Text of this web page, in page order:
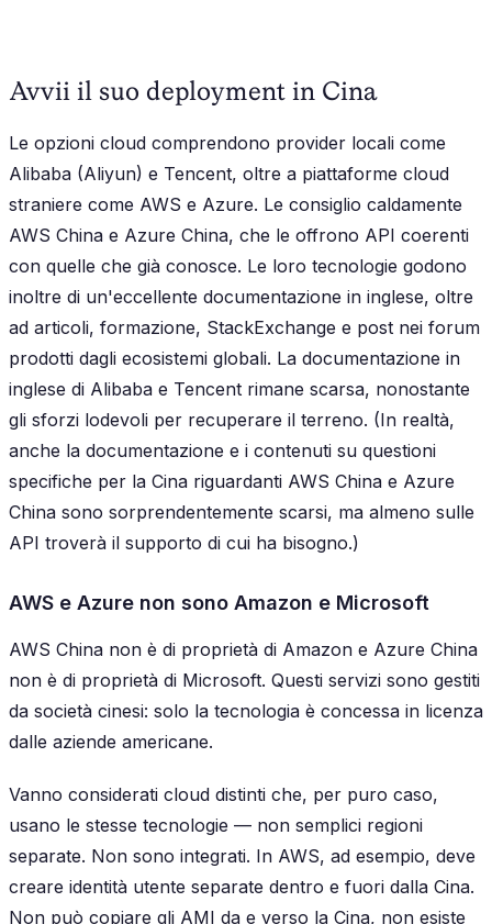
Avvii il suo deployment in Cina
Le opzioni cloud comprendono provider locali come
Alibaba (Aliyun) e Tencent, oltre a piattaforme cloud
straniere come AWS e Azure. Le consiglio caldamente
AWS China e Azure China, che le offrono API coerenti
con quelle che già conosce. Le loro tecnologie godono
inoltre di un'eccellente documentazione in inglese, oltre
ad articoli, formazione, StackExchange e post nei forum
prodotti dagli ecosistemi globali. La documentazione in
inglese di Alibaba e Tencent rimane scarsa, nonostante
gli sforzi lodevoli per recuperare il terreno. (In realtà,
anche la documentazione e i contenuti su questioni
specifiche per la Cina riguardanti AWS China e Azure
China sono sorprendentemente scarsi, ma almeno sulle
API troverà il supporto di cui ha bisogno.)
AWS e Azure non sono Amazon e Microsoft
AWS China non è di proprietà di Amazon e Azure China
non è di proprietà di Microsoft. Questi servizi sono gestiti
da società cinesi: solo la tecnologia è concessa in licenza
dalle aziende americane.
Vanno considerati cloud distinti che, per puro caso,
usano le stesse tecnologie — non semplici regioni
separate. Non sono integrati. In AWS, ad esempio, deve
creare identità utente separate dentro e fuori dalla Cina.
Non può copiare gli AMI da e verso la Cina, non esiste